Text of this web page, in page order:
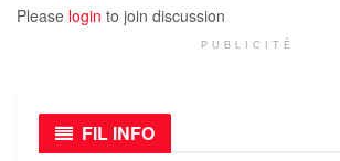
Please login to join discussion
PUBLICITÉ
FIL INFO